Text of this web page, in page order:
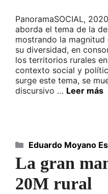
PanoramaSOCIAL,
aborda el tema de la
mostrando la
su diversidad, en
los territorios rurales
contexto social y
surge este tema, se
discursivo … Leer más
La gran
20M rural
Categorías
Eduardo Moyano